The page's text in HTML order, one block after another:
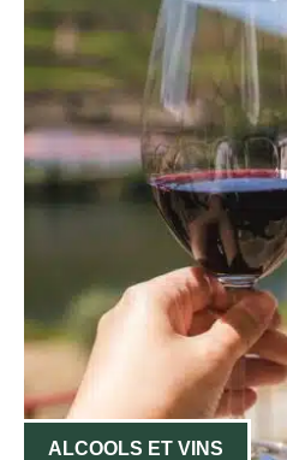
ALCOOLS ET VINS